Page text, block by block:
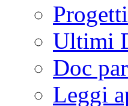
Ultimi
Doc
Leggi